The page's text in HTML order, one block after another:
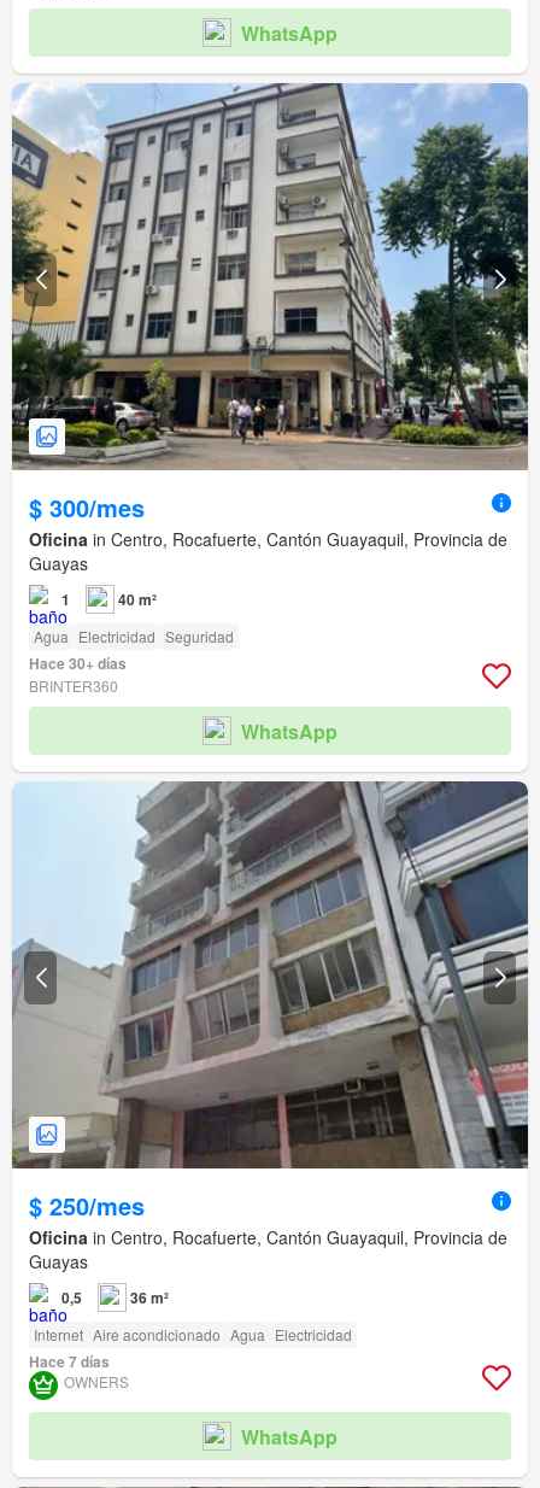
WhatsApp
$ 300/mes
Oficina in Centro, Rocafuerte, Cantón Guayaquil, Provincia de
Guayas
1 40 m²
Agua Electricidad Seguridad
Hace 30+ días
BRINTER360
WhatsApp
$ 250/mes
Oficina in Centro, Rocafuerte, Cantón Guayaquil, Provincia de
Guayas
0,5 36 m²
Internet Aire acondicionado Agua Electricidad
Hace 7 días
OWNERS
WhatsApp